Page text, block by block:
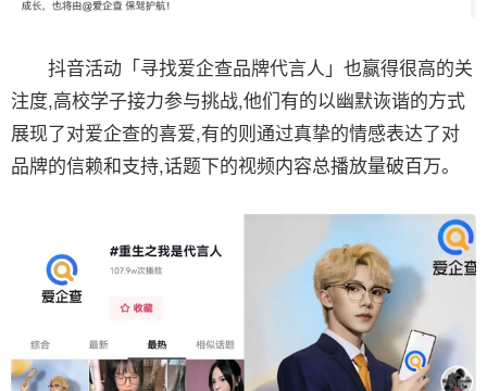
抖音活动「寻找爱企查品牌代言人」也赢得很高的关
注度,高校学子接力参与挑战,他们有的以幽默诙谐的方式
展现了对爱企查的喜爱,有的则通过真挚的情感表达了对
品牌的信赖和支持,话题下的视频内容总播放量破百万。